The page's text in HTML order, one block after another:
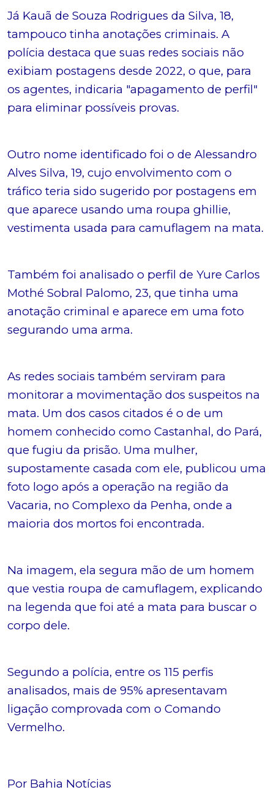
Já Kauã de Souza Rodrigues da Silva, 18,
tampouco tinha anotações criminais. A
polícia destaca que suas redes sociais não
exibiam postagens desde 2022, o que, para
os agentes, indicaria "apagamento de perfil"
para eliminar possíveis provas.
Outro nome identificado foi o de Alessandro
Alves Silva, 19, cujo envolvimento com o
tráfico teria sido sugerido por postagens em
que aparece usando uma roupa ghillie,
vestimenta usada para camuflagem na mata.
Também foi analisado o perfil de Yure Carlos
Mothé Sobral Palomo, 23, que tinha uma
anotação criminal e aparece em uma foto
segurando uma arma.
As redes sociais também serviram para
monitorar a movimentação dos suspeitos na
mata. Um dos casos citados é o de um
homem conhecido como Castanhal, do Pará,
que fugiu da prisão. Uma mulher,
supostamente casada com ele, publicou uma
foto logo após a operação na região da
Vacaria, no Complexo da Penha, onde a
maioria dos mortos foi encontrada.
Na imagem, ela segura mão de um homem
que vestia roupa de camuflagem, explicando
na legenda que foi até a mata para buscar o
corpo dele.
Segundo a polícia, entre os 115 perfis
analisados, mais de 95% apresentavam
ligação comprovada com o Comando
Vermelho.
Por Bahia Notícias